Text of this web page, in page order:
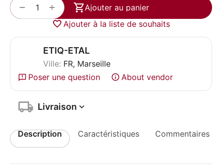
+
−
Ajouter au panier
Ajouter à la liste de souhaits
ETIQ-ETAL
Ville: FR, Marseille
Poser une question
About vendor
Livraison
Description Caractéristiques Commentaires